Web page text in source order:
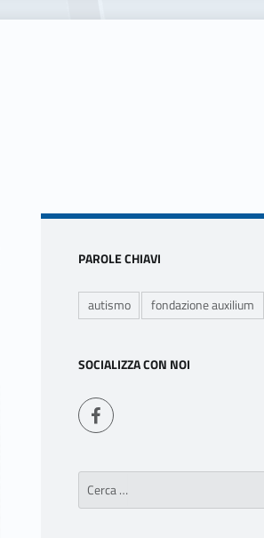
Sidebar
PAROLE CHIAVI
autismo fondazione auxilium
SOCIALIZZA CON NOI
Seguici su Facebook
Ricerca per: